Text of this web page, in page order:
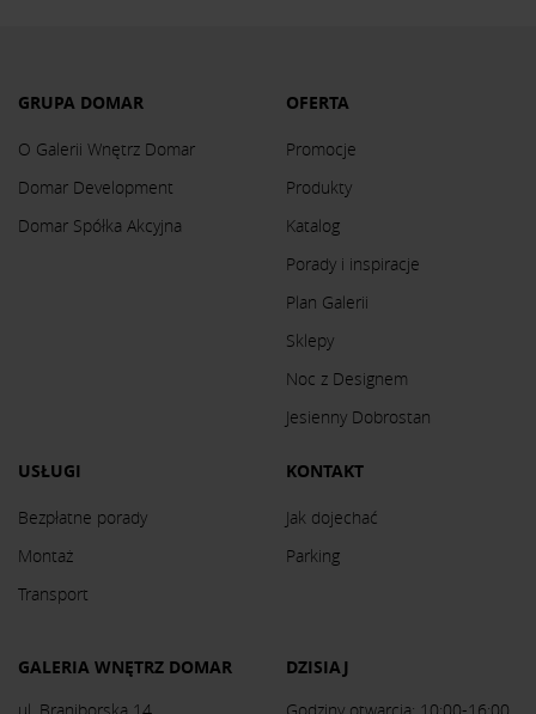
GRUPA DOMAR
O Galerii Wnętrz Domar
Domar Development
Domar Spółka Akcyjna
OFERTA
Promocje
Produkty
Katalog
Porady i inspiracje
Plan Galerii
Sklepy
Noc z Designem
Jesienny Dobrostan
USŁUGI
Bezpłatne porady
Montaż
Transport
KONTAKT
Jak dojechać
Parking
GALERIA WNĘTRZ DOMAR
DZISIAJ